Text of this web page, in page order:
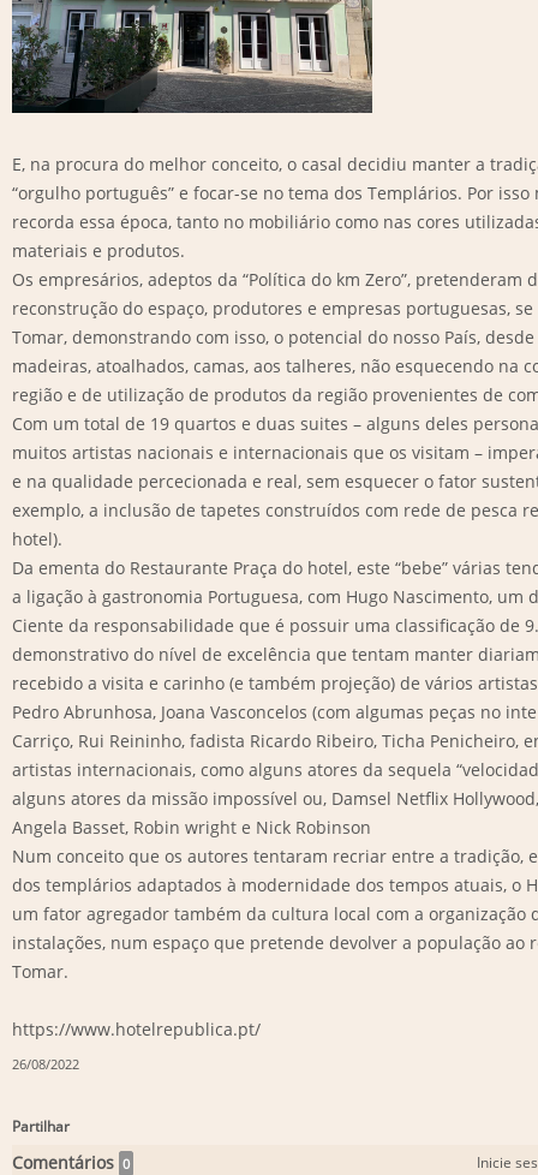
E, na procura do melhor conceito, o casal decidiu manter a
“orgulho português” e focar-se no tema dos Templários. Por
recorda essa época, tanto no mobiliário como nas cores
materiais e produtos.
Os empresários, adeptos da “Política do km Zero”, pretenderam
reconstrução do espaço, produtores e empresas portuguesas,
Tomar, demonstrando com isso, o potencial do nosso País,
madeiras, atoalhados, camas, aos talheres, não esquecendo na
região e de utilização de produtos da região provenientes de
Com um total de 19 quartos e duas suites – alguns deles
muitos artistas nacionais e internacionais que os visitam –
e na qualidade percecionada e real, sem esquecer o fator
exemplo, a inclusão de tapetes construídos com rede de pesca
hotel).
Da ementa do Restaurante Praça do hotel, este “bebe” várias
a ligação à gastronomia Portuguesa, com Hugo Nascimento, um
Ciente da responsabilidade que é possuir uma classificação de
demonstrativo do nível de excelência que tentam manter
recebido a visita e carinho (e também projeção) de vários
Pedro Abrunhosa, Joana Vasconcelos (com algumas peças no
Carriço, Rui Reininho, fadista Ricardo Ribeiro, Ticha Penicheiro,
artistas internacionais, como alguns atores da sequela
alguns atores da missão impossível ou, Damsel Netflix
Angela Basset, Robin wright e Nick Robinson
Num conceito que os autores tentaram recriar entre a tradição,
dos templários adaptados à modernidade dos tempos atuais, o
um fator agregador também da cultura local com a organização
instalações, num espaço que pretende devolver a população ao
Tomar.
https://www.hotelrepublica.pt/
26/08/2022
Partilhar
Comentários 0 Inicie